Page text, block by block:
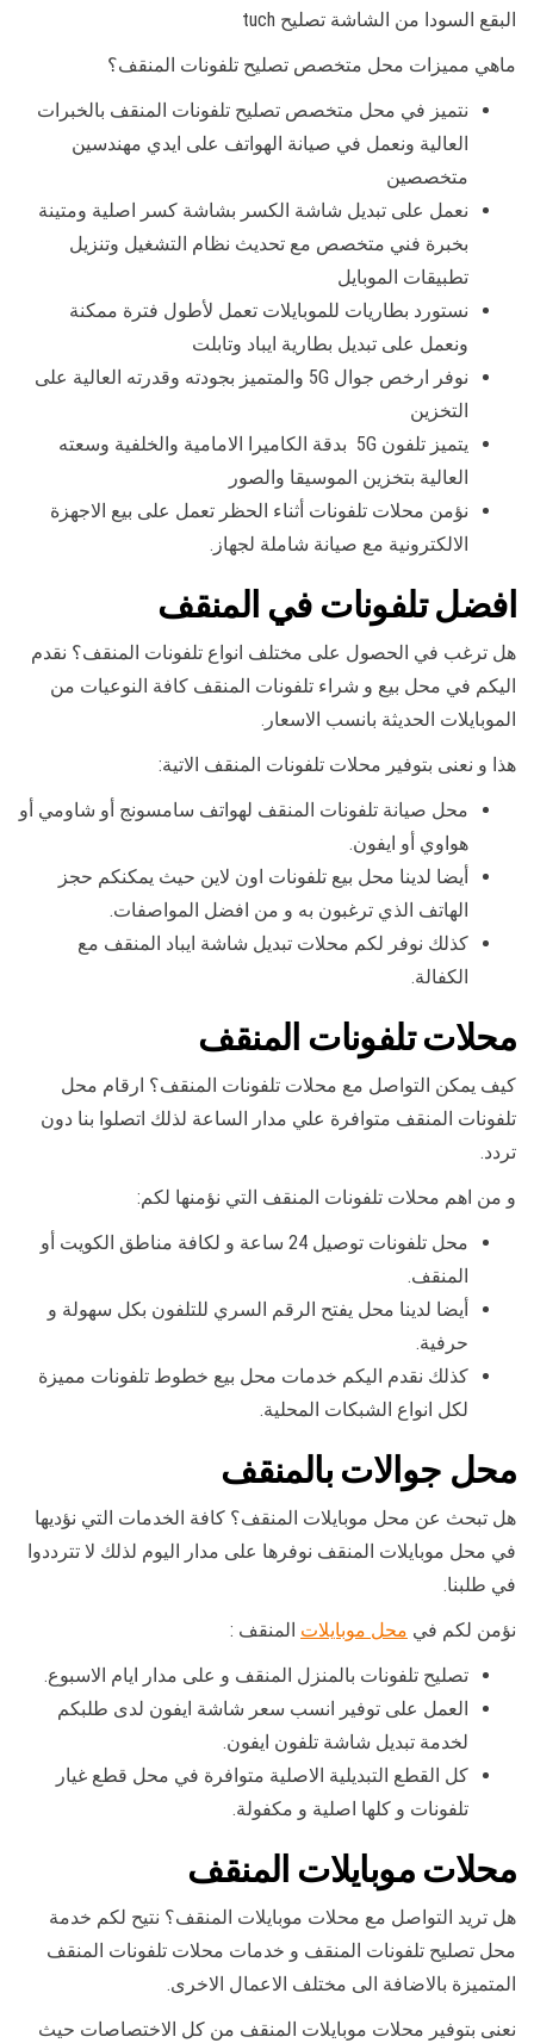
البقع السودا من الشاشة تصليح tuch
ماهي مميزات محل متخصص تصليح تلفونات المنقف؟
نتميز في محل متخصص تصليح تلفونات المنقف بالخبرات
العالية ونعمل في صيانة الهواتف على ايدي مهندسين
متخصصين
نعمل على تبديل شاشة الكسر بشاشة كسر اصلية ومتينة
بخبرة فني متخصص مع تحديث نظام التشغيل وتنزيل
تطبيقات الموبايل
نستورد بطاريات للموبايلات تعمل لأطول فترة ممكنة
ونعمل على تبديل بطارية ايباد وتابلت
نوفر ارخص جوال 5G والمتميز بجودته وقدرته العالية على
التخزين
يتميز تلفون 5G بدقة الكاميرا الامامية والخلفية وسعته
العالية بتخزين الموسيقا والصور
نؤمن محلات تلفونات أثناء الحظر تعمل على بيع الاجهزة
الالكترونية مع صيانة شاملة لجهاز.
افضل تلفونات في المنقف
هل ترغب في الحصول على مختلف انواع تلفونات المنقف؟ نقدم
اليكم في محل بيع و شراء تلفونات المنقف كافة النوعيات من
الموبايلات الحديثة بانسب الاسعار.
هذا و نعنى بتوفير محلات تلفونات المنقف الاتية:
محل صيانة تلفونات المنقف لهواتف سامسونج أو شاومي أو
هواوي أو ايفون.
أيضا لدينا محل بيع تلفونات اون لاين حيث يمكنكم حجز
الهاتف الذي ترغبون به و من افضل المواصفات.
كذلك نوفر لكم محلات تبديل شاشة ايباد المنقف مع
الكفالة.
محلات تلفونات المنقف
كيف يمكن التواصل مع محلات تلفونات المنقف؟ ارقام محل
تلفونات المنقف متوافرة علي مدار الساعة لذلك اتصلوا بنا دون
تردد.
و من اهم محلات تلفونات المنقف التي نؤمنها لكم:
محل تلفونات توصيل 24 ساعة و لكافة مناطق الكويت أو
المنقف.
أيضا لدينا محل يفتح الرقم السري للتلفون بكل سهولة و
حرفية.
كذلك نقدم اليكم خدمات محل بيع خطوط تلفونات مميزة
لكل انواع الشبكات المحلية.
محل جوالات بالمنقف
هل تبحث عن محل موبايلات المنقف؟ كافة الخدمات التي نؤديها
في محل موبايلات المنقف نوفرها على مدار اليوم لذلك لا تترددوا
في طلبنا.
نؤمن لكم في محل موبايلات المنقف :
تصليح تلفونات بالمنزل المنقف و على مدار ايام الاسبوع.
العمل على توفير انسب سعر شاشة ايفون لدى طلبكم
لخدمة تبديل شاشة تلفون ايفون.
كل القطع التبديلية الاصلية متوافرة في محل قطع غيار
تلفونات و كلها اصلية و مكفولة.
محلات موبايلات المنقف
هل تريد التواصل مع محلات موبايلات المنقف؟ نتيح لكم خدمة
محل تصليح تلفونات المنقف و خدمات محلات تلفونات المنقف
المتميزة بالاضافة الى مختلف الاعمال الاخرى.
نعنى بتوفير محلات موبايلات المنقف من كل الاختصاصات حيث